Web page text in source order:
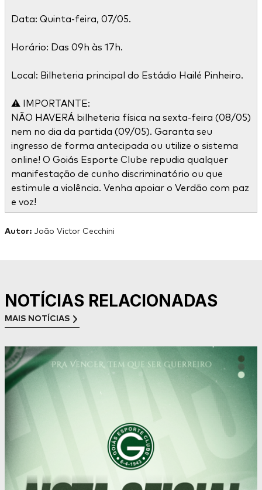
Data: Quinta-feira, 07/05.
Horário: Das 09h às 17h.
Local: Bilheteria principal do Estádio Hailé Pinheiro.
⚠️ IMPORTANTE:
NÃO HAVERÁ bilheteria física na sexta-feira (08/05)
nem no dia da partida (09/05). Garanta seu
ingresso de forma antecipada ou utilize o sistema
online! O Goiás Esporte Clube repudia qualquer
manifestação de cunho discriminatório ou que
estimule a violência. Venha apoiar o Verdão com paz
e voz!
Autor: João Victor Cecchini
NOTÍCIAS RELACIONADAS
MAIS NOTÍCIAS